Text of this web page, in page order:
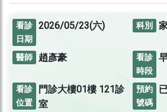
看診
日期
2026/05/23(六) 科別
醫師 趙彥豪
看診
時段
看診
位置
門診大樓01樓 121診
室
預約
號碼